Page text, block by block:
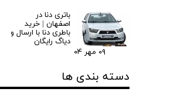
باتری دنا در
اصفهان | خرید
باطری دنا با ارسال و
دیاگ رایگان
۰۹ مهر ۰۴
دسته بندی ها